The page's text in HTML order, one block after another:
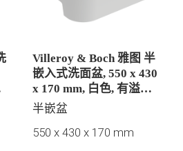
Villeroy & Boch 雅图 半
嵌入式洗面盆, 550 x 430
x 170 mm, 白色, 有溢水
孔, 未抛光
半嵌盆
550 x 430 x 170 mm